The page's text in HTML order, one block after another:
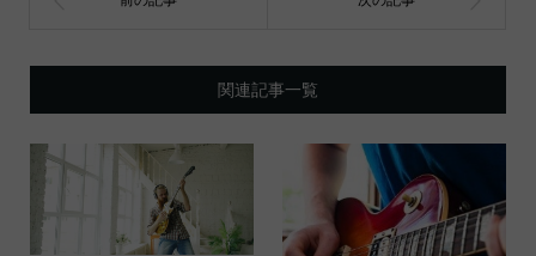
関連記事一覧